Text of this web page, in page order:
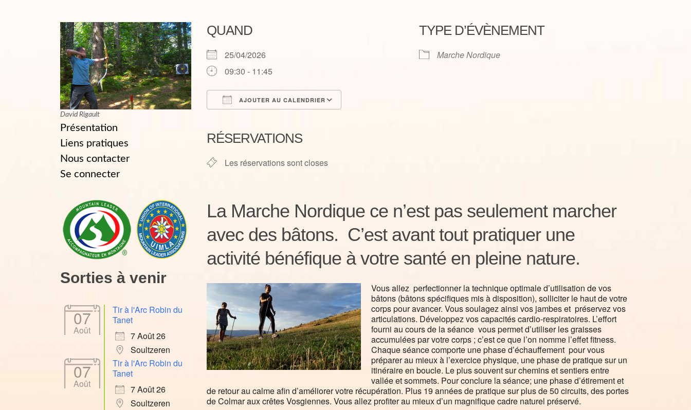
QUAND
25/04/2026
09:30 - 11:45
AJOUTER AU CALENDRIER
RÉSERVATIONS
Les réservations sont closes
TYPE D’ÉVÈNEMENT
Marche Nordique
La Marche Nordique ce n’est pas seulement marcher
avec des bâtons. C’est avant tout pratiquer une
activité bénéfique à votre santé en pleine nature.
Vous allez perfectionner la technique optimale d’utilisation de vos
bâtons (bâtons spécifiques mis à disposition), solliciter le haut de votre
corps pour avancer. Vous soulagez ainsi vos jambes et préservez vos
articulations. Développez vos capacités cardio-respiratoires. L’effort
fourni au cours de la séance vous permet d’utiliser les graisses
accumulées par votre corps ; c’est ce que l’on nomme l’effet fitness.
Chaque séance comporte une phase d’échauffement pour vous
préparer au mieux à l’exercice physique, une phase de pratique sur un
itinéraire en boucle. Le plus souvent sur chemins et sentiers entre
vallée et sommets. Pour conclure la séance; une phase d’étirement et
de retour au calme afin d’améliorer votre récupération. Plus 19 années de pratique sur plus de 50 circuits, des portes
de Colmar aux crêtes Vosgiennes. Vous allez profiter au mieux d’un magnifique cadre naturel préservé.
David Rigault
Présentation
Liens pratiques
Nous contacter
Se connecter
Sorties à venir
07
Août
Tir à l'Arc Robin du
Tanet
7 Août 26
Soultzeren
07
Août
Tir à l'Arc Robin du
Tanet
7 Août 26
Soultzeren